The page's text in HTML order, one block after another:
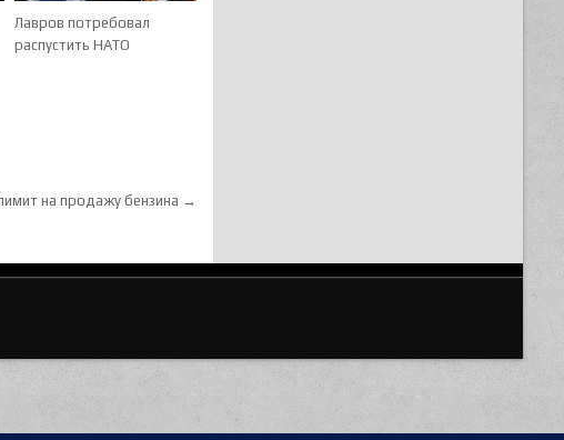
Лавров потребовал
распустить НАТО
на продажу бензина →